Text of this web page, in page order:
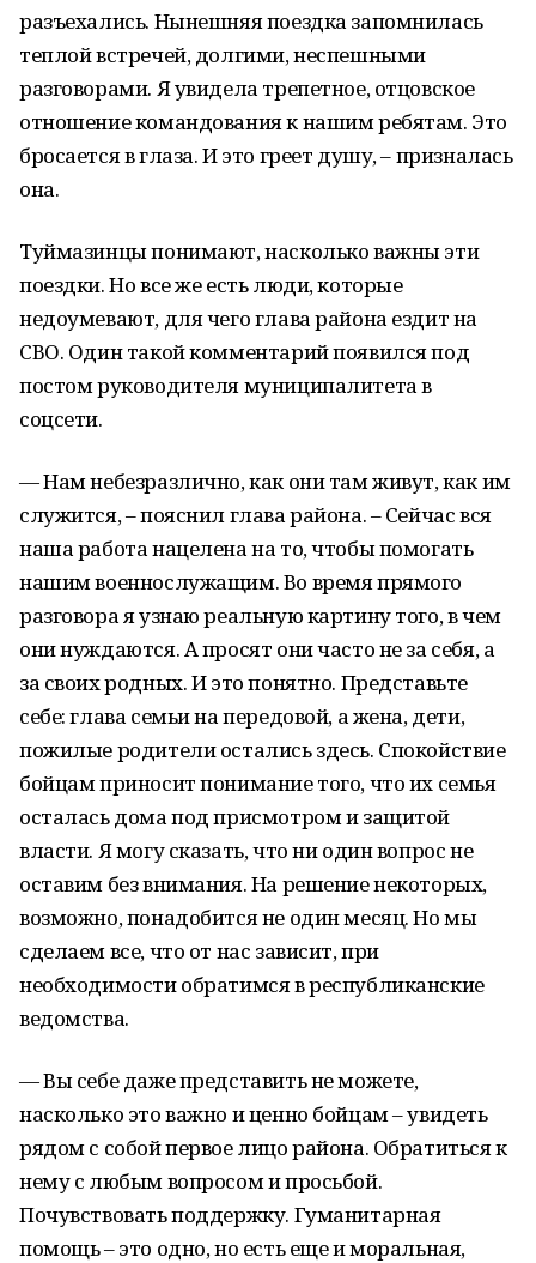
разъехались. Нынешняя поездка запомнилась
теплой встречей, долгими, неспешными
разговорами. Я увидела трепетное, отцовское
отношение командования к нашим ребятам. Это
бросается в глаза. И это греет душу, – призналась
она.
Туймазинцы понимают, насколько важны эти
поездки. Но все же есть люди, которые
недоумевают, для чего глава района ездит на
СВО. Один такой комментарий появился под
постом руководителя муниципалитета в
соцсети.
— Нам небезразлично, как они там живут, как им
служится, – пояснил глава района. – Сейчас вся
наша работа нацелена на то, чтобы помогать
нашим военнослужащим. Во время прямого
разговора я узнаю реальную картину того, в чем
они нуждаются. А просят они часто не за себя, а
за своих родных. И это понятно. Представьте
себе: глава семьи на передовой, а жена, дети,
пожилые родители остались здесь. Спокойствие
бойцам приносит понимание того, что их семья
осталась дома под присмотром и защитой
власти. Я могу сказать, что ни один вопрос не
оставим без внимания. На решение некоторых,
возможно, понадобится не один месяц. Но мы
сделаем все, что от нас зависит, при
необходимости обратимся в республиканские
ведомства.
— Вы себе даже представить не можете,
насколько это важно и ценно бойцам – увидеть
рядом с собой первое лицо района. Обратиться к
нему с любым вопросом и просьбой.
Почувствовать поддержку. Гуманитарная
помощь – это одно, но есть еще и моральная,